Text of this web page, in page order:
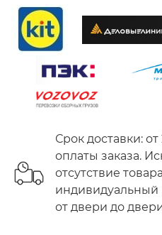
Срок доставки:
оплаты заказа.
отсутствие
индивидуальный
от двери до